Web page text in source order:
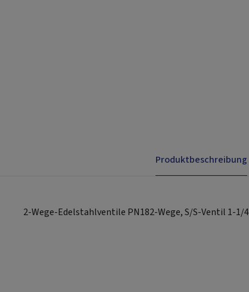
Produktbeschreibung
2-Wege-Edelstahlventile PN182-Wege, S/S-Ventil 1-1/